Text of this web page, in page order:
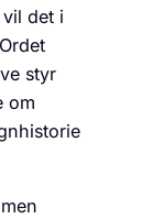
det i
styr
om